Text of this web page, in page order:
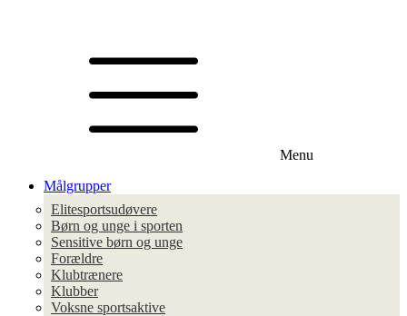
Menu
Målgrupper
Elitesportsudøvere
Børn og unge i sporten
Sensitive børn og unge
Forældre
Klubtrænere
Klubber
Voksne sportsaktive